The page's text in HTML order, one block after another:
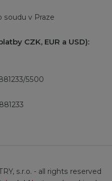
soudu v Praze
CZK, EUR a USD):
5500
s.r.o. - all rights reserved